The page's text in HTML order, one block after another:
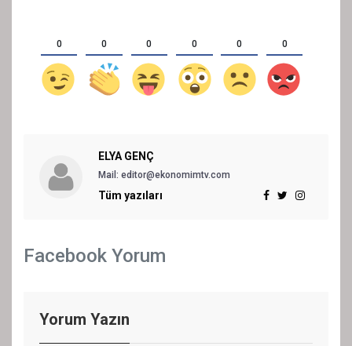
0 0 0 0 0 0
ELYA GENÇ
Mail: editor@ekonomimtv.com
Tüm yazıları
Facebook Yorum
Yorum Yazın